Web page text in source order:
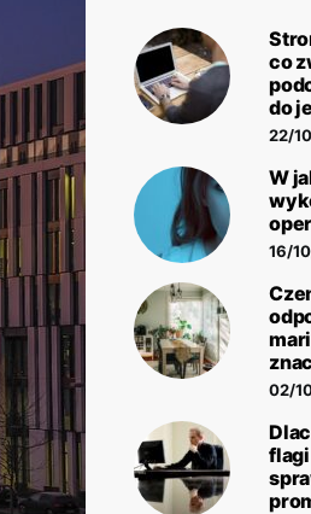
co
do
22/
W
16/
02/